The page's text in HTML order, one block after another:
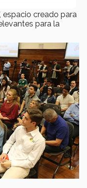
los alumnos
espacio creado para
para la